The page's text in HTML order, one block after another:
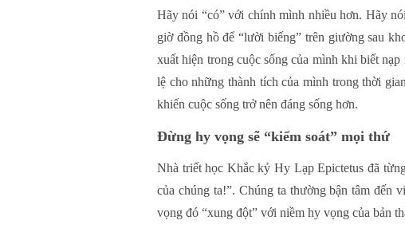
Hãy nói “có” với chính mình nhiều hơn. Hãy
giờ đồng hồ để “lười biếng” trên giường sau
xuất hiện trong cuộc sống của mình khi biết
lệ cho những thành tích của mình trong thời
khiến cuộc sống trở nên đáng sống hơn.
Đừng hy vọng sẽ “kiểm soát” mọi thứ
Nhà triết học Khắc kỷ Hy Lạp Epictetus đã
của chúng ta!”. Chúng ta thường bận tâm đến
vọng đó “xung đột” với niềm hy vọng của bản